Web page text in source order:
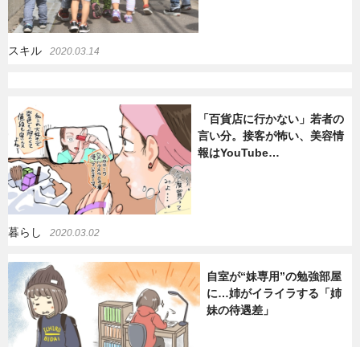
スキル 2020.03.14
「百貨店に行かない」若者の
言い分。接客が怖い、美容情
報はYouTube…
暮らし 2020.03.02
自室が“妹専用”の勉強部屋
に…姉がイライラする「姉
妹の待遇差」